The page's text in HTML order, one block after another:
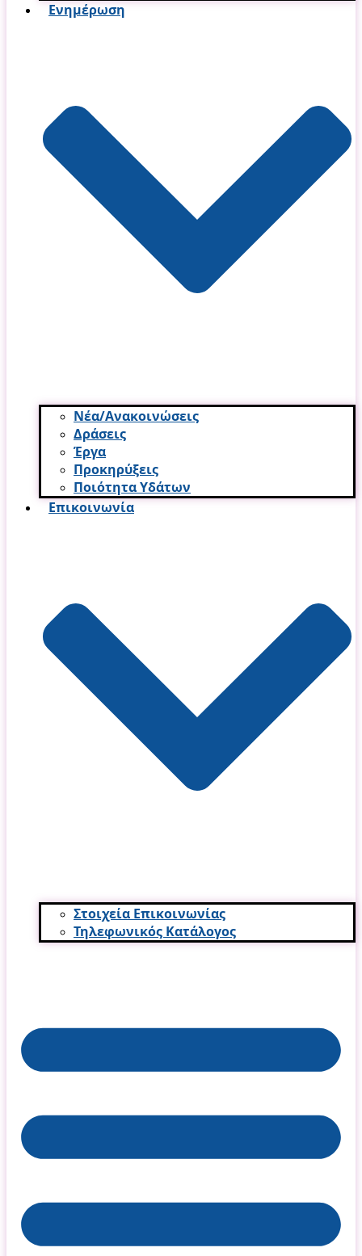
Ενημέρωση
Νέα/Ανακοινώσεις
Δράσεις
Έργα
Προκηρύξεις
Ποιότητα Υδάτων
Επικοινωνία
Στοιχεία Επικοινωνίας
Τηλεφωνικός Κατάλογος